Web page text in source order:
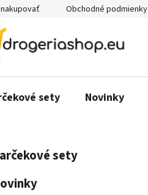
Obchodné podmienky
sety Novinky
sety